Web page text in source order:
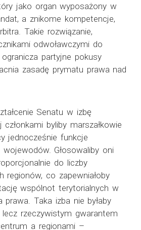
jako organ wyposażony w
a znikome kompetencje,
Takie rozwiązanie,
odwoławczymi do
partyjne pokusy
zasadę prymatu prawa nad
Senatu w izbę
byliby marszałkowie
jednocześnie funkcje
Głosowaliby oni
do liczby
regionów, co zapewniałoby
wspólnot terytorialnych w
prawa. Taka izba nie byłaby
lecz rzeczywistym gwarantem
a regionami –